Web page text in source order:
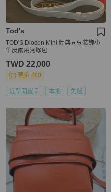
Tod's
TOD'S Diodon Mini 經典豆豆裝飾小
牛皮兩用河豚包
TWD 22,000
現折 800
近新閒置品 本地 免運